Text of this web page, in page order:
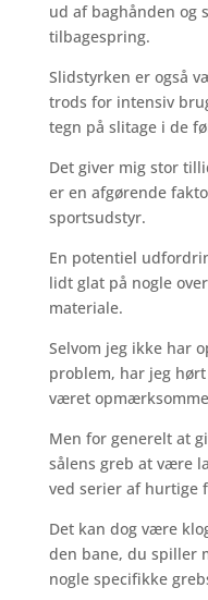
ud af baghånden og
tilbagespring.
Slidstyrken er også
trods for intensiv
tegn på slitage i de
Det giver mig stor
er en afgørende
sportsudstyr.
En potentiel
lidt glat på nogle
materiale.
Selvom jeg ikke har
problem, har jeg
været
Men for generelt at
sålens greb at være
ved serier af hurtige
Det kan dog være
den bane, du spiller
nogle specifikke